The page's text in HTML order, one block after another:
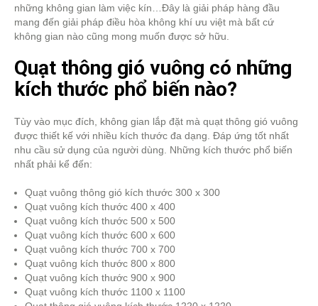
những không gian làm việc kín…Đây là giải pháp hàng đầu
mang đến giải pháp điều hòa không khí ưu việt mà bất cứ
không gian nào cũng mong muốn được sở hữu.
Quạt thông gió vuông có những
kích thước phổ biến nào?
Tùy vào mục đích, không gian lắp đặt mà quạt thông gió vuông
được thiết kế với nhiều kích thước đa dạng. Đáp ứng tốt nhất
nhu cầu sử dụng của người dùng. Những kích thước phổ biến
nhất phải kể đến:
Quạt vuông thông gió kích thước 300 x 300
Quạt vuông kích thước 400 x 400
Quạt vuông kích thước 500 x 500
Quạt vuông kích thước 600 x 600
Quạt vuông kích thước 700 x 700
Quạt vuông kích thước 800 x 800
Quạt vuông kích thước 900 x 900
Quạt vuông kích thước 1100 x 1100